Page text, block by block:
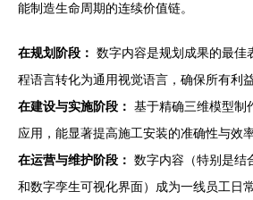
能制造生命周期的连续价值链。
在规划阶段： 数字内容是规划成果的最佳
程语言转化为通用视觉语言，确保所有利
在建设与实施阶段： 基于精确三维模型制
应用，能显著提高施工安装的准确性与效率
在运营与维护阶段： 数字内容（特别是结
和数字孪生可视化界面）成为一线员工日